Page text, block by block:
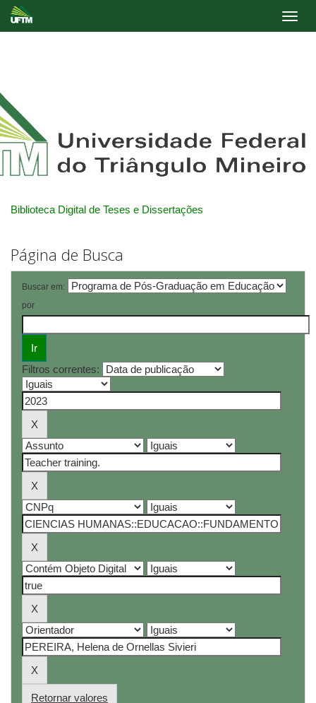
Biblioteca Digital de Teses e Dissertações
Página de Busca
Buscar em:
por
Filtros correntes:
Retornar valores